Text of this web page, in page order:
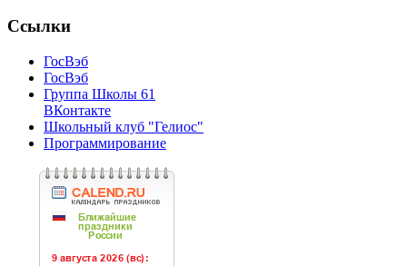
Ссылки
ГосВэб
ГосВэб
Группа Школы 61
ВКонтакте
Школьный клуб "Гелиос"
Программирование